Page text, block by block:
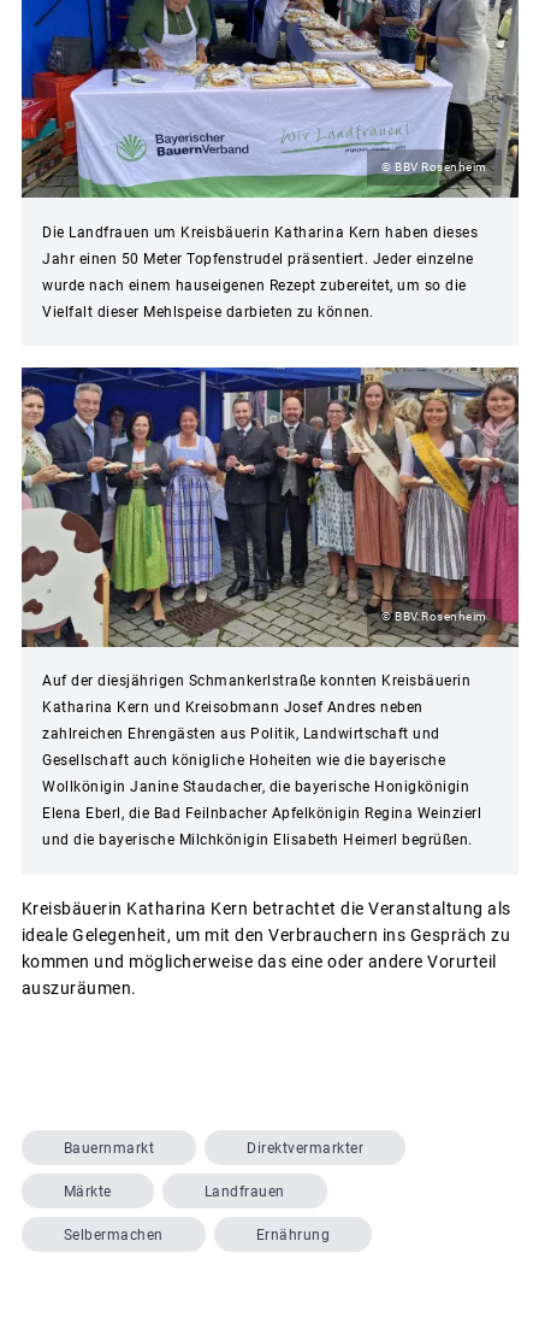
© BBV Rosenheim
Die Landfrauen um Kreisbäuerin Katharina Kern haben dieses
Jahr einen 50 Meter Topfenstrudel präsentiert. Jeder einzelne
wurde nach einem hauseigenen Rezept zubereitet, um so die
Vielfalt dieser Mehlspeise darbieten zu können.
© BBV Rosenheim
Auf der diesjährigen Schmankerlstraße konnten Kreisbäuerin
Katharina Kern und Kreisobmann Josef Andres neben
zahlreichen Ehrengästen aus Politik, Landwirtschaft und
Gesellschaft auch königliche Hoheiten wie die bayerische
Wollkönigin Janine Staudacher, die bayerische Honigkönigin
Elena Eberl, die Bad Feilnbacher Apfelkönigin Regina Weinzierl
und die bayerische Milchkönigin Elisabeth Heimerl begrüßen.
Kreisbäuerin Katharina Kern betrachtet die Veranstaltung als
ideale Gelegenheit, um mit den Verbrauchern ins Gespräch zu
kommen und möglicherweise das eine oder andere Vorurteil
auszuräumen.
Bauernmarkt Direktvermarkter
Märkte Landfrauen
Selbermachen Ernährung